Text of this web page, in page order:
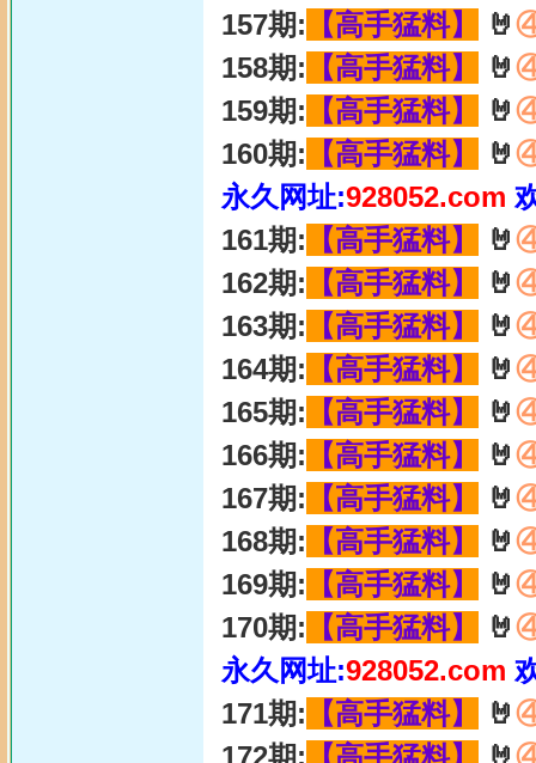
157期: 【高手猛料】 🤘
158期: 【高手猛料】 🤘
159期: 【高手猛料】 🤘
160期: 【高手猛料】 🤘
永久网址:928052.com
161期: 【高手猛料】 🤘
162期: 【高手猛料】 🤘
163期: 【高手猛料】 🤘
164期: 【高手猛料】 🤘
165期: 【高手猛料】 🤘
166期: 【高手猛料】 🤘
167期: 【高手猛料】 🤘
168期: 【高手猛料】 🤘
169期: 【高手猛料】 🤘
170期: 【高手猛料】 🤘
永久网址:928052.com
171期: 【高手猛料】 🤘